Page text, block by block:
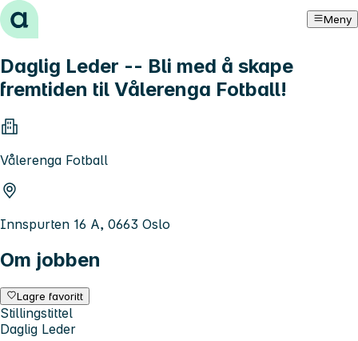
Hopp til innhold Meny
Daglig Leder -- Bli med å skape
fremtiden til Vålerenga Fotball!
Vålerenga Fotball
Innspurten 16 A, 0663 Oslo
Om jobben
Lagre favoritt
Stillingstittel
Daglig Leder